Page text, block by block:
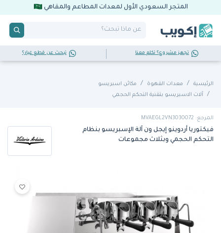
المتجر السعودي الأول لمعدات المطاعم والمقاهي
تجهز مشروع؟ تكلم معنا تبحث عن قطع غيار؟
الرئيسية معدات القهوة
مكائن اسبريسو
آلات الاسبريسو بتقنية التحكم الحجمي
المرجع: MVAEGL2VN3030072
فيكتوريا أردوينو إيجل ون آلة الإسبريسو بنظام
التحكم الحجمي وبثلاث مجموعات